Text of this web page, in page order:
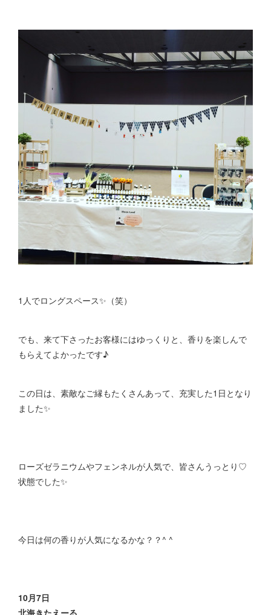
1人でロングスペース✨（笑）
でも、来て下さったお客様にはゆっくりと、香りを楽しんで
もらえてよかったです♪
この日は、素敵なご縁もたくさんあって、充実した1日となり
ました✨
ローズゼラニウムやフェンネルが人気で、皆さんうっとり♡
状態でした✨
今日は何の香りが人気になるかな？？^ ^
10月7日
北海きたえーる